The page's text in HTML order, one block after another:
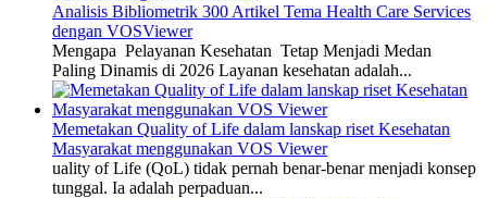
Analisis Bibliometrik 300 Artikel Tema Health Care Services
dengan VOSViewer
Mengapa Pelayanan Kesehatan Tetap Menjadi Medan
Paling Dinamis di 2026 Layanan kesehatan adalah...
Memetakan Quality of Life dalam lanskap riset Kesehatan
Masyarakat menggunakan VOS Viewer
uality of Life (QoL) tidak pernah benar-benar menjadi konsep
tunggal. Ia adalah perpaduan...